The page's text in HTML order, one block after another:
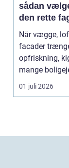
sådan
den rette
til opgaven
Når vægge,
facader
opfriskning,
mange
en maler R...
01 juli 2026